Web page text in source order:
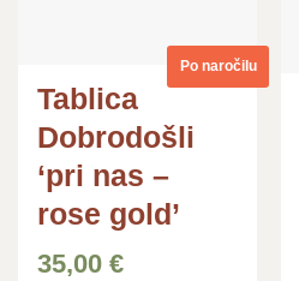
Po naročilu
Tablica
Dobrodošli
‘pri nas –
rose gold’
35,00€